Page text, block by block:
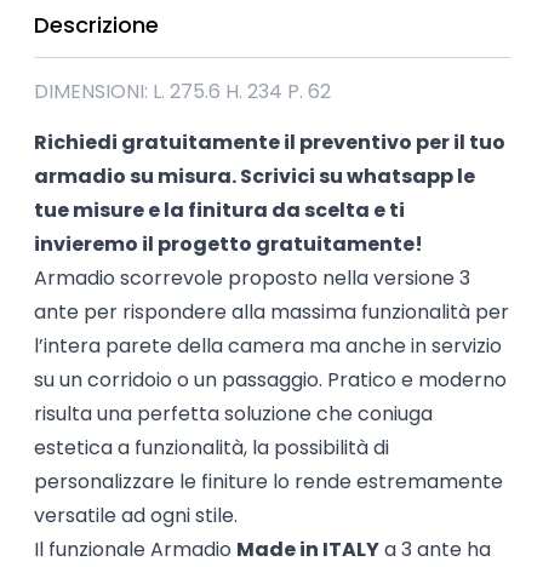
Descrizione
DIMENSIONI: L. 275.6 H. 234 P. 62
Richiedi gratuitamente il preventivo per il tuo
armadio su misura. Scrivici suwhatsapple
tue misure e la finitura da scelta e ti
invieremo il progetto gratuitamente!
Armadio scorrevole proposto nella versione 3
ante per rispondere alla massima funzionalità per
l’intera parete della camera ma anche in servizio
su un corridoio o un passaggio. Pratico e moderno
risulta una perfetta soluzione che coniuga
estetica a funzionalità, la possibilità di
personalizzare le finiture lo rende estremamente
versatile ad ogni stile.
Il funzionale Armadio Made in ITALYa 3 ante ha